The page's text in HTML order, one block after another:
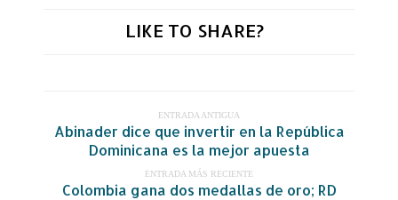
LIKE TO SHARE?
ENTRADA ANTIGUA
Abinader dice que invertir en la República
Dominicana es la mejor apuesta
ENTRADA MÁS RECIENTE
Colombia gana dos medallas de oro; RD